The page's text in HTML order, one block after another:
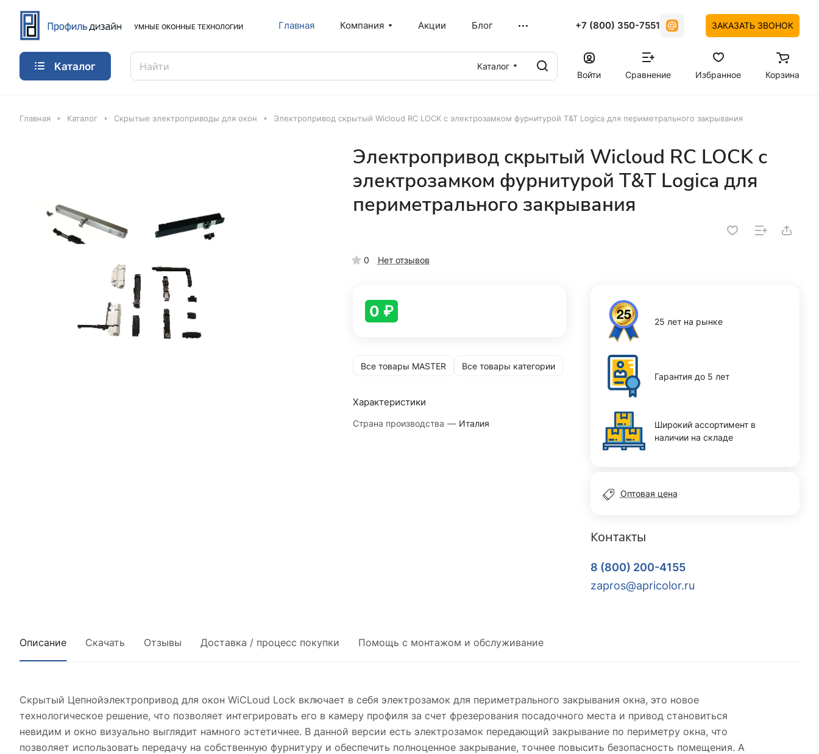
УМНЫЕ ОКОННЫЕ ТЕХНОЛОГИИ Главная Компания Акции Блог +7 (800) 350-7551 ЗАКАЗАТЬ ЗВОНОК
Каталог
Каталог
Войти
Сравнение Избранное Корзина
Главная Каталог Скрытые электроприводы для окон Электропривод скрытый Wicloud RC LOCK с электрозамком фурнитурой T&T Logica для периметрального закрывания
Электропривод скрытый Wicloud RC LOCK с
электрозамком фурнитурой T&T Logica для
периметрального закрывания
0 Нет отзывов
0 ₽
Все товары MASTER Все товары категории
Характеристики
Страна производства — Италия
25 лет на рынке
Гарантия до 5 лет
Широкий ассортимент в
наличии на складе
Оптовая цена
Контакты
8 (800) 200-4155
zapros@apricolor.ru
Описание Скачать Отзывы Доставка / процесс покупки Помощь с монтажом и обслуживание
Скрытый Цепнойэлектропривод для окон WiCLoud Lock включает в себя электрозамок для периметрального закрывания окна, это новое
технологическое решение, что позволяет интегрировать его в камеру профиля за счет фрезерования посадочного места и привод становиться
невидим и окно визуально выглядит намного эстетичнее. В данной версии есть электрозамок передающий закрывание по периметру окна, что
позволяет использовать передачу на собственную фурнитуру и обеспечить полноценное закрывание, точнее повысить безопасность помещения. А